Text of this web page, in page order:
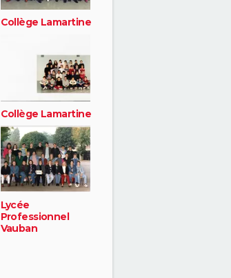
Collège Lamartine
Collège Lamartine
Lycée
Professionnel
Vauban